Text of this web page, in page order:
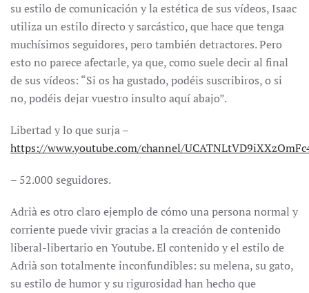
su estilo de comunicación y la estética de sus vídeos, Isaac
utiliza un estilo directo y sarcástico, que hace que tenga
muchísimos seguidores, pero también detractores. Pero
esto no parece afectarle, ya que, como suele decir al final
de sus vídeos: “Si os ha gustado, podéis suscribiros, o si
no, podéis dejar vuestro insulto aquí abajo”.
Libertad y lo que surja –
https://www.youtube.com/channel/
– 52.000 seguidores.
Adrià es otro claro ejemplo de cómo una persona normal y
corriente puede vivir gracias a la creación de contenido
liberal-libertario en Youtube. El contenido y el estilo de
Adrià son totalmente inconfundibles: su melena, su gato,
su estilo de humor y su rigurosidad han hecho que